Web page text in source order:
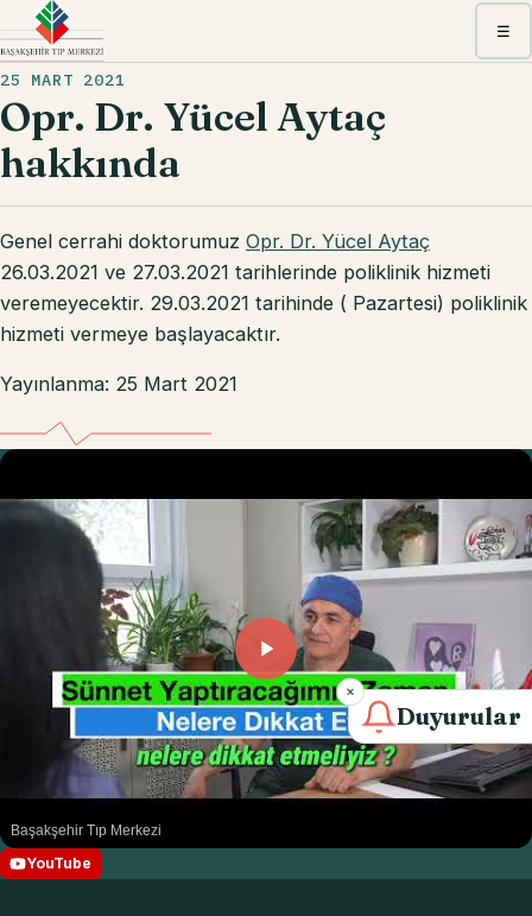
☰
25 MART 2021
Opr. Dr. Yücel Aytaç
hakkında
Genel cerrahi doktorumuz Opr. Dr. Yücel Aytaç
26.03.2021 ve 27.03.2021 tarihlerinde poliklinik hizmeti
veremeyecektir. 29.03.2021 tarihinde ( Pazartesi) poliklinik
hizmeti vermeye başlayacaktır.
Yayınlanma: 25 Mart 2021
Başakşehir Tıp Merkezi
YouTube
Duyurular